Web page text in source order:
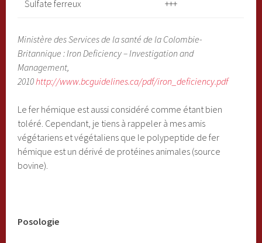
Sulfate ferreux +++
Ministère des Services de la santé de la Colombie-
Britannique : Iron Deficiency – Investigation and
Management,
2010http://www.bcguidelines.ca/pdf/iron_deficiency.pdf
Le fer hémique est aussi considéré comme étant bien
toléré. Cependant, je tiens à rappeler à mes amis
végétariens et végétaliens que le polypeptide de fer
hémique est un dérivé de protéines animales (source
bovine).
Posologie